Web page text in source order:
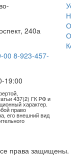
240а
00 8-923-457-
19:00
437(2) ГК РФ и
характер.
право
его внешний вид
права защищены.